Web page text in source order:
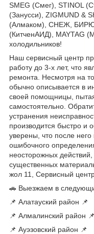
SMEG (Смег), STINOL
(Занусси), ZIGMUND &
(Алмаком), СНЕЖ,
(КитченАИД), MAYTAG
холодильников!
Наш сервисный центр
работу до 3-х лет, что
ремонта. Несмотря на
обычно описывается в
своей помощницы,
самостоятельно.
устранения
производится быстро и
уверены, что после
ошибочного
неосторожных
существенных
жол 11, Сервисный
🚗 Выезжаем в
📌 Алатауский район 📌
📌 Алмалинский район 📌
📌 Ауэзовский район 📌